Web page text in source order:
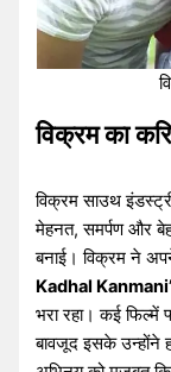
विक्रम का
विक्रम साउथ
मेहनत, समर्पण और
बनाई। विक्रम ने
Kadhal
भरा रहा। कई फिल्में
बावजूद इसके उन्होंने